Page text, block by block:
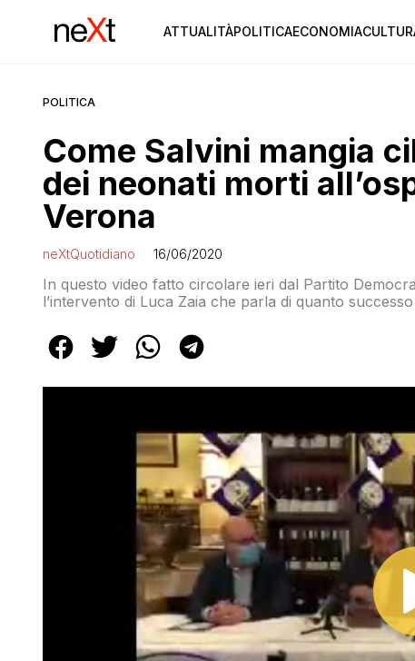
ATTUALITÀPOLITICAECONOMIA
POLITICA
Come Salvini mangia
dei neonati morti
Verona
neXtQuotidiano 16/06/2020
In questo video fatto circolare ieri dal Partito
l’intervento di Luca Zaia che parla di quanto